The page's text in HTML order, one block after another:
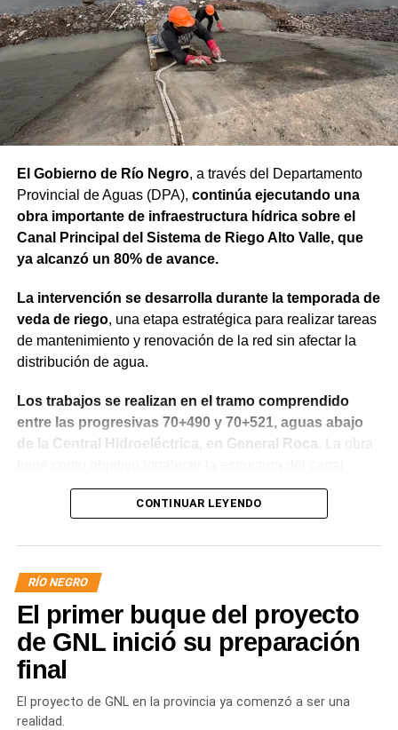
El Gobierno de Río Negro, a través del Departamento
Provincial de Aguas (DPA), continúa ejecutando una
obra importante de infraestructura hídrica sobre el
Canal Principal del Sistema de Riego Alto Valle, que
ya alcanzó un 80% de avance.
La intervención se desarrolla durante la temporada de
veda de riego, una etapa estratégica para realizar tareas
de mantenimiento y renovación de la red sin afectar la
distribución de agua.
Los trabajos se realizan en el tramo comprendido
entre las progresivas 70+490 y 70+521, aguas abajo
de la Central Hidroeléctrica, en General Roca.
La obra
mediante el recambio de siete losas de hormigón del
revestimiento del talud sobre la margen derecha, la
vereda, mejorando la seguridad y el funcionamiento del
sistema.
CONTINUAR LEYENDO
RÍO NEGRO
El primer buque del proyecto
de GNL inició su preparación
final
El proyecto de GNL en la provincia ya comenzó a ser una
realidad.